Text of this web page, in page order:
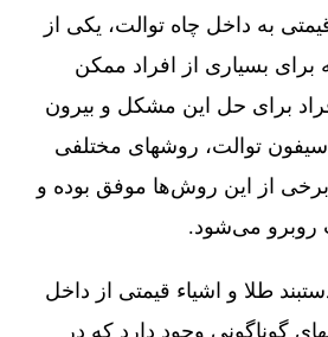
به داخل چاه توالت، یکی از
بسیاری از افراد ممکن
برای حل این مشکل و بیرون
سیفون توالت، روشهای مختلفی
برخی از این روش‌ها موفق بوده و
روبرو می‌شود.
طلا و اشیاء قیمتی از داخل
گوناگونی وجود دارد که در